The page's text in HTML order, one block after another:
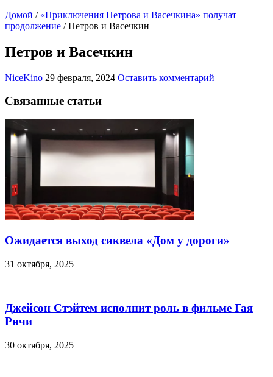
Домой / «Приключения Петрова и Васечкина» получат
продолжение / Петров и Васечкин
Петров и Васечкин
NiceKino 29 февраля, 2024 Оставить комментарий
Связанные статьи
Ожидается выход сиквела «Дом у дороги»
31 октября, 2025
Джейсон Стэйтем исполнит роль в фильме Гая
Ричи
30 октября, 2025